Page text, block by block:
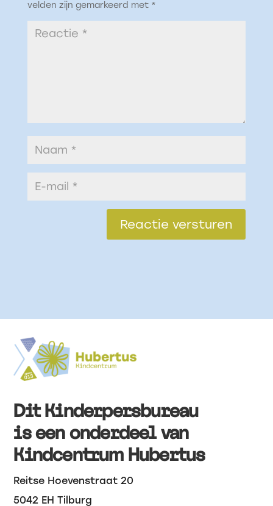
velden zijn gemarkeerd met *
Reactie versturen
Dit Kinderpersbureau
is een onderdeel van
Kindcentrum Hubertus
Reitse Hoevenstraat 20
5042 EH Tilburg